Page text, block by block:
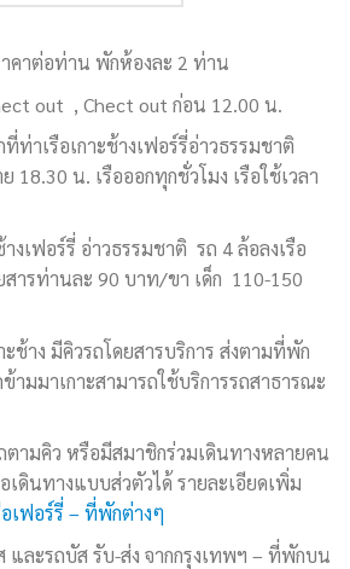
คาต่อท่าน พักห้องละ 2 ท่าน
out , Chect out ก่อน 12.00 น.
ท่าเรือเกาะช้างเฟอร์รี่อ่าวธรรมชาติ
18.30 น. เรือออกทุกชั่วโมง เรือใช้เวลา
างเฟอร์รี่ อ่าวธรรมชาติ รถ 4 ล้อลงเรือ
ารท่านละ 90 บาท/ขา เด็ก 110-150
ะช้าง มีคิวรถโดยสารบริการ ส่งตามที่พัก
ามมาเกาะสามารถใช้บริการรถสาธารณะ
ตามคิว หรือมีสมาชิกร่วมเดินทางหลายคน
เดินทางแบบส่วตัวได้ รายละเอียดเพิ่ม
เฟอร์รี่ – ที่พักต่างๆ
และรถบัส รับ-ส่ง จากกรุงเทพฯ – ที่พักบน